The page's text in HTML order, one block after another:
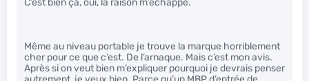
C’est bien ça, oui, la raison m’échappe.
Même au niveau portable je trouve la marque horriblement
cher pour ce que c’est. De l’arnaque. Mais c’est mon avis.
Après si on veut bien m’expliquer pourquoi je devrais penser